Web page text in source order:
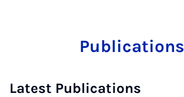
Publications
Latest Publications